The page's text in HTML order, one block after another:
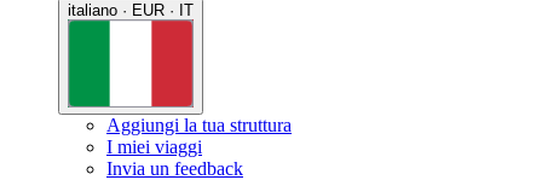
italiano · EUR · IT
Aggiungi la tua struttura
I miei viaggi
Invia un feedback